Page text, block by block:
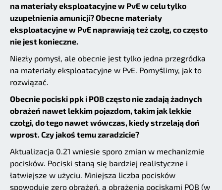
na materiały eksploatacyjne w PvE w celu tylko
uzupełnienia amunicji? Obecne materiały
eksploatacyjne w PvE naprawiają też czołg, co często
nie jest konieczne.
Niezły pomysł, ale obecnie jest tylko jedna przegródka
na materiały eksploatacyjne w PvE. Pomyślimy, jak to
rozwiązać.
Obecnie pociski ppk i POB często nie zadają żadnych
obrażeń nawet lekkim pojazdom, takim jak lekkie
czołgi, do tego nawet wówczas, kiedy strzelają doń
wprost. Czy jakoś temu zaradzicie?
Aktualizacja 0.21 wniesie sporo zmian w mechanizmie
pocisków. Pociski staną się bardziej realistyczne i
łatwiejsze w użyciu. Mniejsza liczba pocisków
spowoduje zero obrażeń, a obrażenia pociskami POB (w